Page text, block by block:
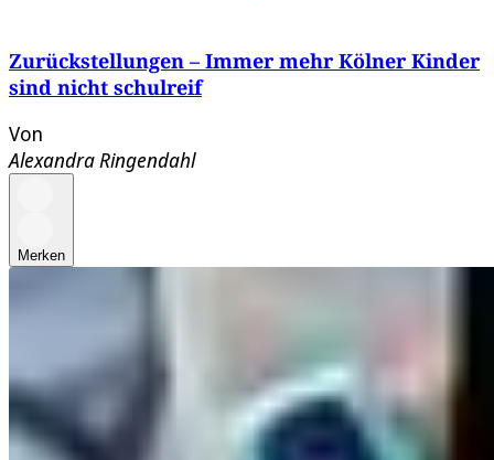
Zurückstellungen – Immer mehr Kölner Kinder
sind nicht schulreif
Von
Alexandra Ringendahl
Merken